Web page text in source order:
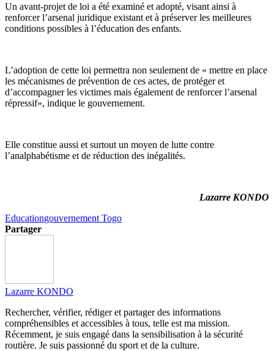
Un avant-projet de loi a été examiné et adopté, visant ainsi à
renforcer l’arsenal juridique existant et à préserver les meilleures
conditions possibles à l’éducation des enfants.
L’adoption de cette loi permettra non seulement de « mettre en place
les mécanismes de prévention de ces actes, de protéger et
d’accompagner les victimes mais également de renforcer l’arsenal
répressif», indique le gouvernement.
Elle constitue aussi et surtout un moyen de lutte contre
l’analphabétisme et de réduction des inégalités.
Lazarre KONDO
Educationgouvernement Togo
Partager
Lazarre KONDO
Rechercher, vérifier, rédiger et partager des informations
compréhensibles et accessibles à tous, telle est ma mission.
Récemment, je suis engagé dans la sensibilisation à la sécurité
routière. Je suis passionné du sport et de la culture.